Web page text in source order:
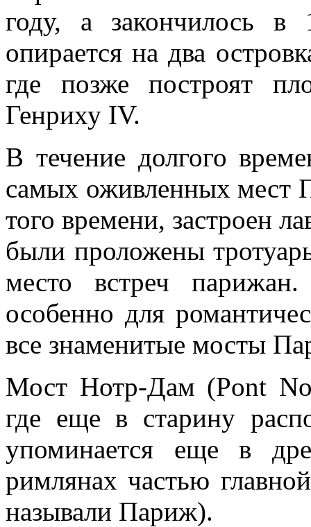
году, а закончилось
опирается на два
где позже построят
Генриху IV.
В течение долгого
самых оживленных мест
того времени, застроен
были проложены
место встреч
особенно для
все знаменитые мосты
Мост Нотр-Дам (Pont
где еще в старину
упоминается еще в
римлянах частью
называли Париж).